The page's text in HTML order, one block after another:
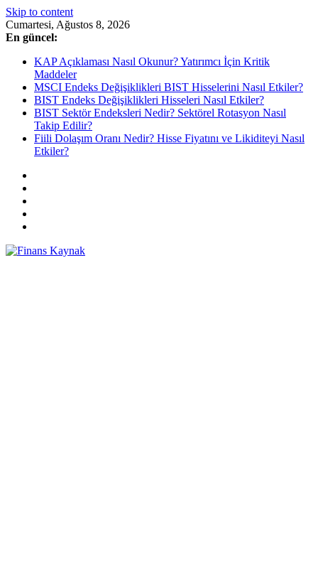
Skip to content
Cumartesi, Ağustos 8, 2026
En güncel:
KAP Açıklaması Nasıl Okunur? Yatırımcı İçin Kritik
Maddeler
MSCI Endeks Değişiklikleri BIST Hisselerini Nasıl Etkiler?
BIST Endeks Değişiklikleri Hisseleri Nasıl Etkiler?
BIST Sektör Endeksleri Nedir? Sektörel Rotasyon Nasıl
Takip Edilir?
Fiili Dolaşım Oranı Nedir? Hisse Fiyatını ve Likiditeyi Nasıl
Etkiler?